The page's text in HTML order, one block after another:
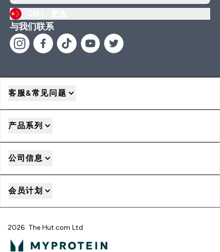
与我们联系
客服&常见问题
产品系列
公司信息
会员计划
2026 The Hut.com Ltd